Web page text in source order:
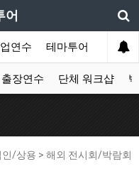
어
연수 테마투어 데이투
장연수 단체 워크샵
인/상용 > 해외 전시회/박람회